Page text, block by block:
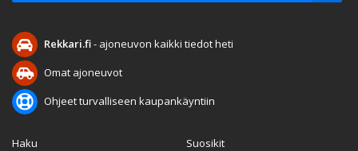
Rekkari.fi- ajoneuvon kaikki tiedot heti
Omat ajoneuvot
Ohjeet turvalliseen kaupankäyntiin
Haku
Suosikit